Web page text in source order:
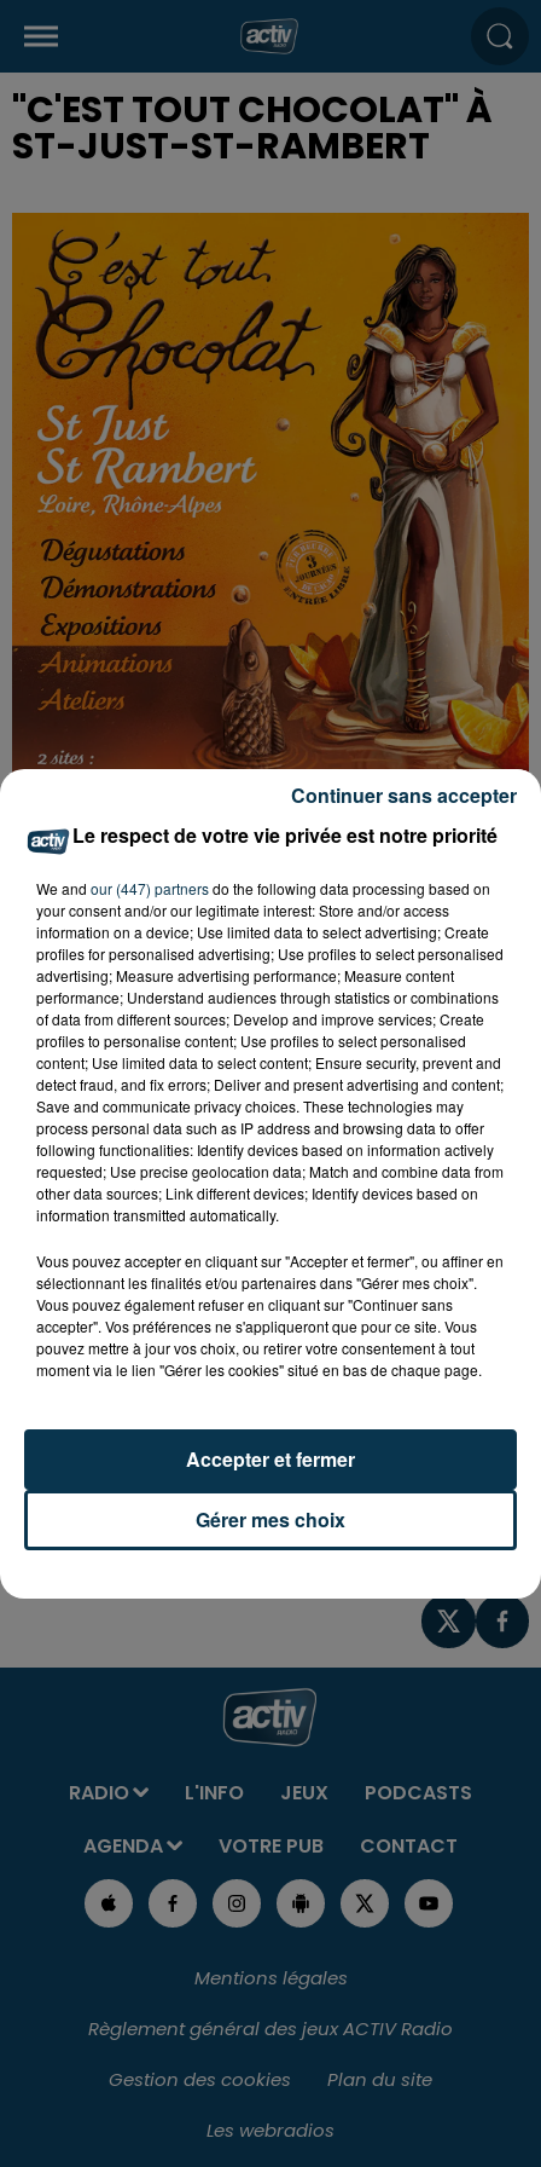
"C'EST TOUT CHOCOLAT" À
ST-JUST-ST-RAMBERT
Tarif Payant
3 journées pur beurre de cacao pour petits et grands
à St-Just-St-Rambert !
"C'est tout chocolat" vous propose du 13 au 15
novembre, des dégustations, démonstrations,
expositions, animations, ateliers, sur deux sites : à
Horaires d'ouverture :
- Vendredi de 14H à 19H
- Samedi de 10H à 19H
- Dimanche de 10H à 18H
Le programme détaillé surwww.cesttoutchocolat.fr
Renseignements auprès de l'Office du Tourisme Loire-
Forez au 04-77-52-05-14
RADIO L'INFO JEUX
PODCASTS
AGENDA
VOTRE PUB CONTACT
Mentions légales
Règlement général des jeux ACTIV Radio
Gestion des cookies
Plan du site
Les webradios
Le respect de votre vie privée est notre priorité
We and our (447) partnersdo the following data processing based on
your consent and/or our legitimate interest: Store and/or access
information on a device; Use limited data to select advertising; Create
profiles for personalised advertising; Use profiles to select personalised
advertising; Measure advertising performance; Measure content
performance; Understand audiences through statistics or combinations
of data from different sources; Develop and improve services; Create
profiles to personalise content; Use profiles to select personalised
content; Use limited data to select content; Ensure security, prevent and
detect fraud, and fix errors; Deliver and present advertising and content;
Save and communicate privacy choices. These technologies may
process personal data such as IP address and browsing data to offer
following functionalities: Identify devices based on information actively
requested; Use precise geolocation data; Match and combine data from
other data sources; Link different devices; Identify devices based on
information transmitted automatically.
Vous pouvez accepter en cliquant sur "Accepter et fermer", ou affiner en
sélectionnant les finalités et/ou partenaires dans "Gérer mes choix".
Vous pouvez également refuser en cliquant sur "Continuer sans
accepter". Vos préférences ne s'appliqueront que pour ce site. Vous
pouvez mettre à jour vos choix, ou retirer votre consentement à tout
moment via le lien "Gérer les cookies" situé en bas de chaque page.
Gérer mes choix
Accepter et fermer
Continuer sans accepter